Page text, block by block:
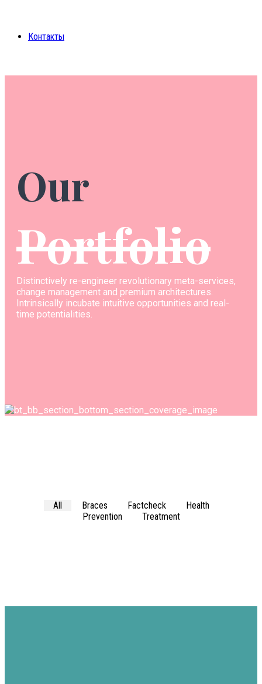
Контакты
Our
Portfolio
Distinctively re-engineer revolutionary meta-services,
change management and premium architectures.
Intrinsically incubate intuitive opportunities and real-
time potentialities.
All Braces Factcheck
Health
Prevention
Treatment